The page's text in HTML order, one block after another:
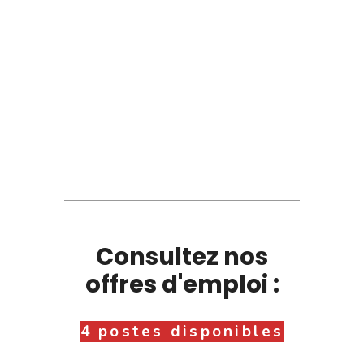
Consultez nos
offres d'emploi :
4 postes disponibles